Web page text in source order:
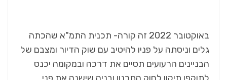
באוקטובר 2022 זה קורה- תכנית התמ"א שהכתה
גלים וניסתה על פניו להיטיב עם שוק הדיור ומצבם של
הבניינים הרעועים תסיים את דרכה ובמקומה יכנס